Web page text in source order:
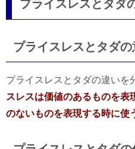
プライスレスとタダ
プライスレスとタダ
プライスレスとタダの違いを
スレスは価値のあるものを表
のないものを表現する時に使